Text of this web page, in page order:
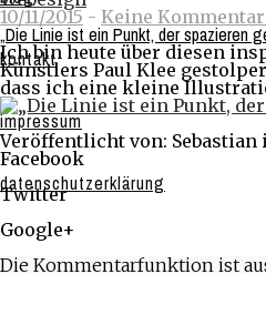
kontakt
impressum
datenschutzerklärung
10/11/2015 - Keine
„Die Linie ist ein Punkt, der spazieren
Ich bin heute über diesen
Künstlers Paul Klee
dass ich eine kleine
Veröffentlicht von: Sebastian
Facebook
Share on Facebook
Twitter
Google+
Share on Google+
Die Kommentarfunktion ist